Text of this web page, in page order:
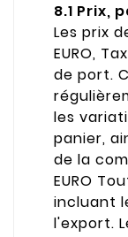
8.1 Prix,
Les prix
EURO,
de port.
les
panier,
de la
EURO
incluant
l'export.